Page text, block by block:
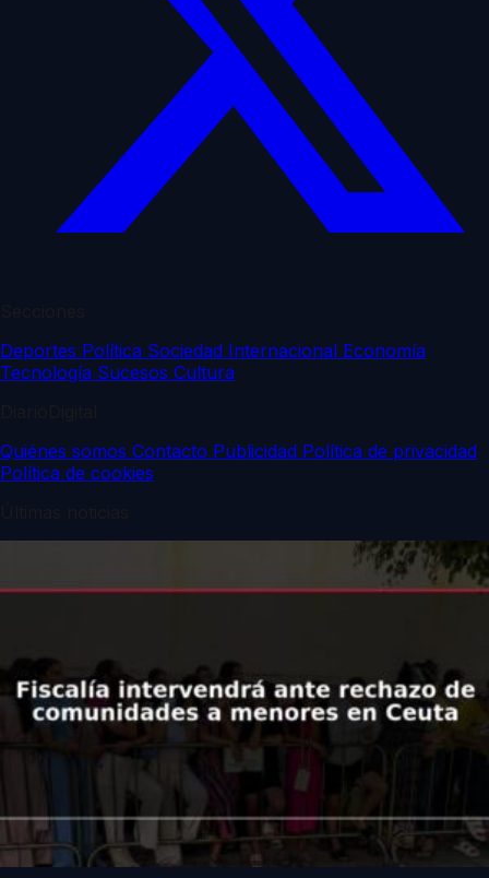
Deportes Política Sociedad Internacional Economía
Tecnología Sucesos Cultura
Quiénes somos Contacto Publicidad Política de privacidad
Política de cookies